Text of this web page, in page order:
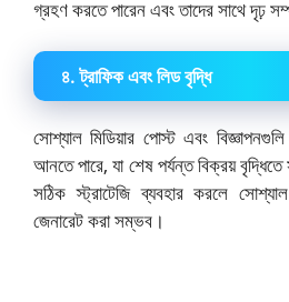
গ্রহণ করতে পারেন এবং তাদের সাথে দৃঢ়
৪. ট্রাফিক এবং লিড বৃদ্ধি
সোশ্যাল মিডিয়ার পোস্ট এবং
আনতে পারে, যা শেষ পর্যন্ত বিক্রয় বৃদ্ধিতে
সঠিক স্ট্রাটেজি ব্যবহার করলে
জেনারেট করা সম্ভব।